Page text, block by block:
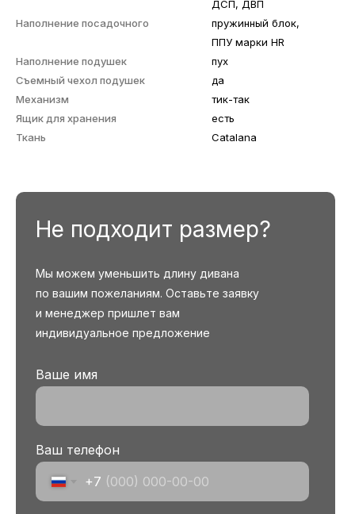
Наполнение посадочного
Наполнение подушек
Съемный чехол подушек
Механизм
Ящик для хранения
Ткань
ДСП, ДВП
пружинный блок,
ППУ марки HR
пух
да
тик-так
есть
Catalana
Ваше имя
Ваш телефон
+7
Не подходит размер?
Мы можем уменьшить длину дивана
по вашим пожеланиям. Оставьте заявку
и менеджер пришлет вам
индивидуальное предложение